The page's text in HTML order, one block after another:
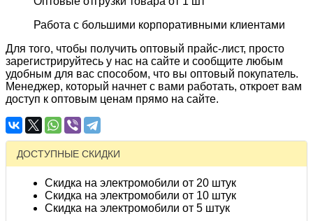
Работа с большими корпоративными клиентами
Для того, чтобы получить оптовый прайс-лист, просто
зарегистрируйтесь у нас на сайте и сообщите любым
удобным для вас способом, что вы оптовый покупатель.
Менеджер, который начнет с вами работать, откроет вам
доступ к оптовым ценам прямо на сайте.
ДОСТУПНЫЕ СКИДКИ
Скидка на электромобили от 20 штук
Скидка на электромобили от 10 штук
Скидка на электромобили от 5 штук